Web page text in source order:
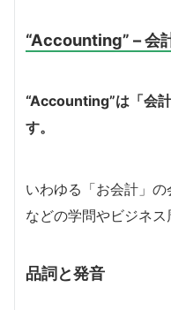
“Accounting” – 会
“Accounting”は「会
す。
いわゆる「お会計」の
などの学問やビジネス
品詞と発音